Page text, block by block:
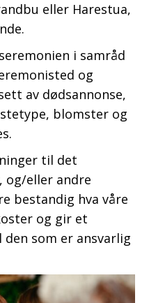
eller Harestua,
i samråd
og
av dødsannonse,
blomster og
til det
eller andre
bestandig hva våre
og gir et
som er ansvarlig